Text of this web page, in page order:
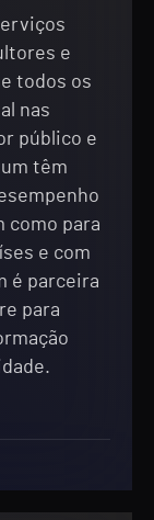
e
todos os
nas
público e
têm
como para
e com
é parceira
para